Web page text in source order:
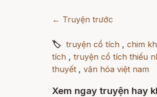
← Truyện trước
🏷 truyện cổ tích , chim
tích , truyện cổ tích thiếu
thuyết , văn hóa việt nam
Xem ngay truyện hay